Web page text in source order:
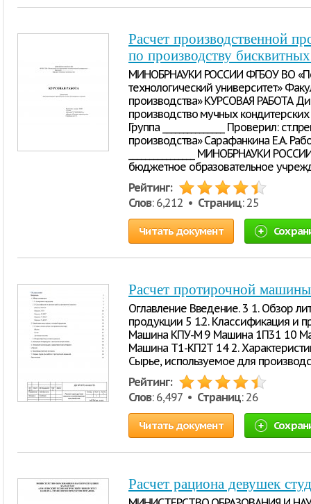
Расчет производственной
по производству
МИНОБРНАУКИ РОССИИ ФГБОУ ВО
технологический университет»
производства» КУРСОВАЯ РАБОТА
производство мучных
Группа _______________ Проверил:
производства» Сарафанкина Е.А.
________________ МИНОБРНАУКИ
бюджетное образовательное
Рейтинг:
Слов: 6,212 • Страниц: 25
Читать документ
Расчет протирочной
Оглавление Введение. 3 1. Обзор
продукции 5 1.2. Классификация и
Машина КПУ-М 9 Машина 1П31 10
Машина Т1-КП2Т 14 2.
Сырье, используемое для
Рейтинг:
Слов: 6,497 • Страниц: 26
Читать документ
Расчет рациона девушек